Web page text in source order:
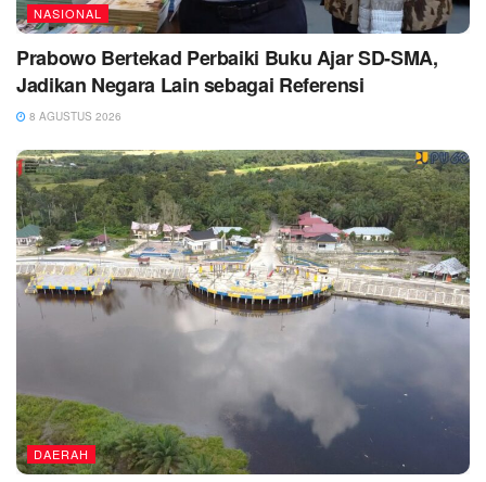
NASIONAL
Prabowo Bertekad Perbaiki Buku Ajar SD-SMA,
Jadikan Negara Lain sebagai Referensi
8 AGUSTUS 2026
DAERAH